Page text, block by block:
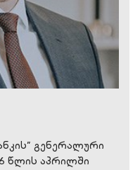
გენერალური
წლის აპრილში